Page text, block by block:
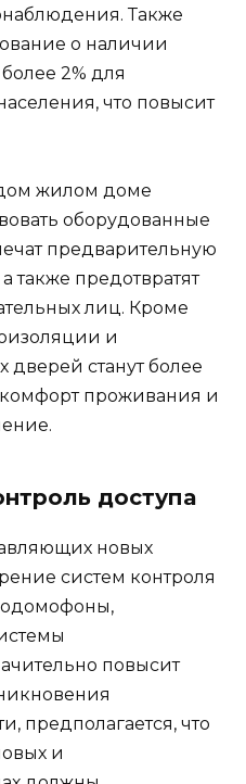
Также
о наличии
2% для
что повысит
жилом доме
оборудованные
предварительную
также предотвратят
лиц. Кроме
и
станут более
проживания и
доступа
новых
систем контроля
повысит
предполагается, что
и